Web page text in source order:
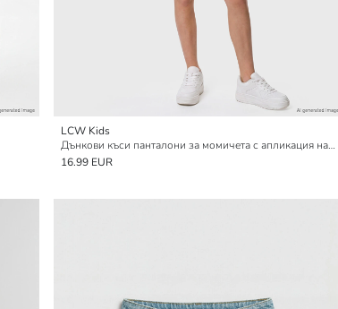
LCW Kids
Дънкови къси панталони за момичета с апликация на звезда
16.99 EUR